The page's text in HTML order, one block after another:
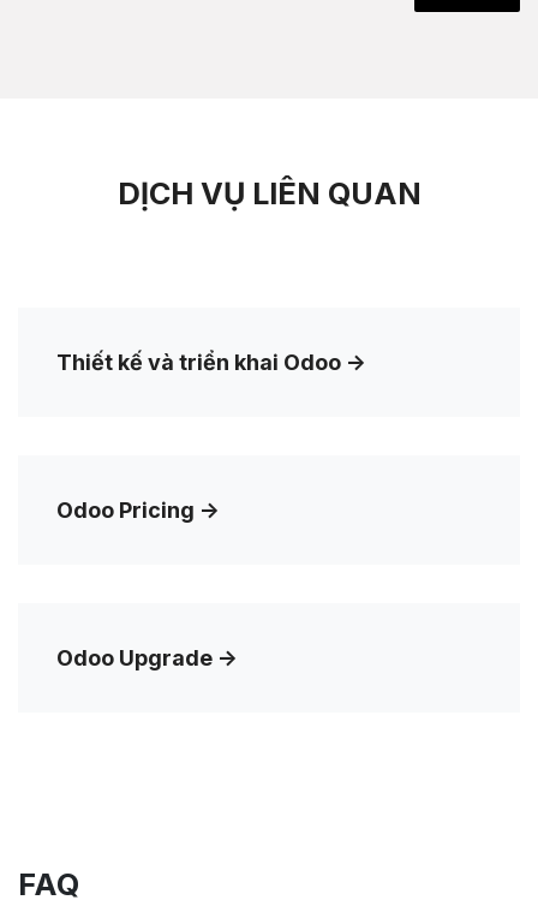
DỊCH VỤ LIÊN QUAN
Thiết kế và triển khai Odoo ->
Odoo Pricing ->
Odoo Upgrade ->
FAQ